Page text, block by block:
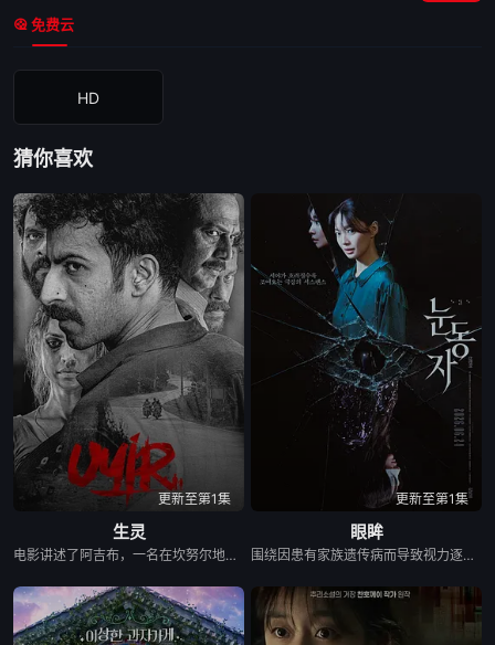
免费云
HD
猜你喜欢
更新至第1集
生灵
电影讲述了阿吉布，一名在坎努尔地区达玛达姆警察局实习的副督察的故事，根据真实事件改编。
更新至第1集
眼眸
围绕因患有家族遗传病而导致视力逐渐丧失的摄影师瑞真展开。在面对跨越视力障碍、好不容易成为陶艺家却离奇身亡的双胞胎妹妹瑞音时，瑞真孤身一人踏上了挖掘死亡真相的道路，并在黑暗的边缘与隐藏的真相正面交锋。申敏儿在片中一人分饰两角。